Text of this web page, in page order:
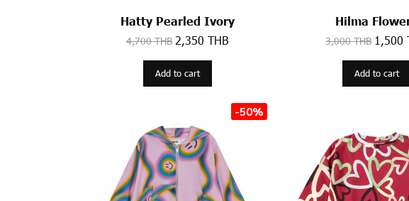
Hatty Pearled Ivory
4,700 THB 2,350 THB
Add to cart
Hilma
3,000 THB 1,500
Add to cart
-50%